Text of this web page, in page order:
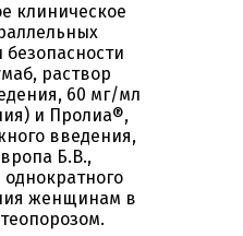
клиническое
безопасности
раствор
60 мг/мл
и Пролиа®,
введения,
Б.В.,
женщинам в